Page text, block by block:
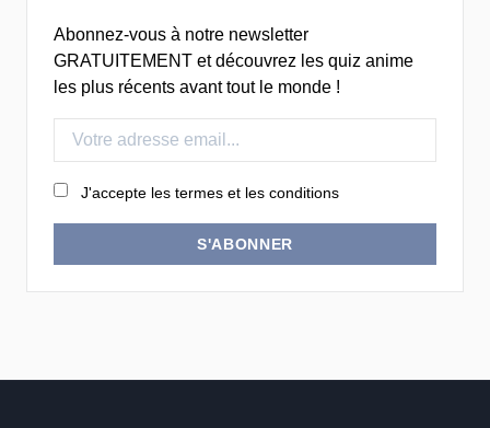
Abonnez-vous à notre newsletter
GRATUITEMENT et découvrez les quiz anime
les plus récents avant tout le monde !
J'accepte les termes et les conditions
S'ABONNER